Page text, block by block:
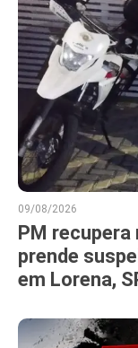
09/08/2026
PM
prende
em Lorena,